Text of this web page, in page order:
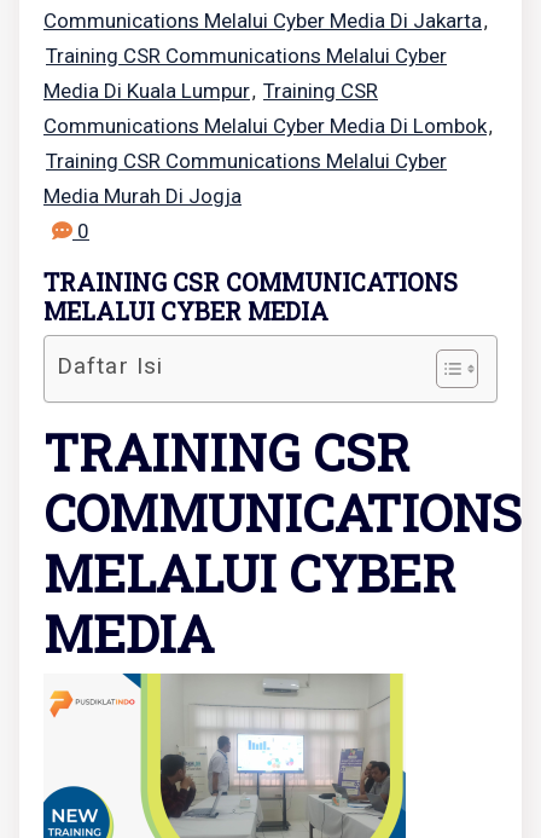
Communications Melalui Cyber Media Di Jakarta,
Training CSR Communications Melalui Cyber
Media Di Kuala Lumpur, Training CSR
Communications Melalui Cyber Media Di Lombok,
Training CSR Communications Melalui Cyber
Media Murah Di Jogja
0
TRAINING CSR COMMUNICATIONS
MELALUI CYBER MEDIA
Daftar Isi
TRAINING CSR
COMMUNICATIONS
MELALUI CYBER
MEDIA